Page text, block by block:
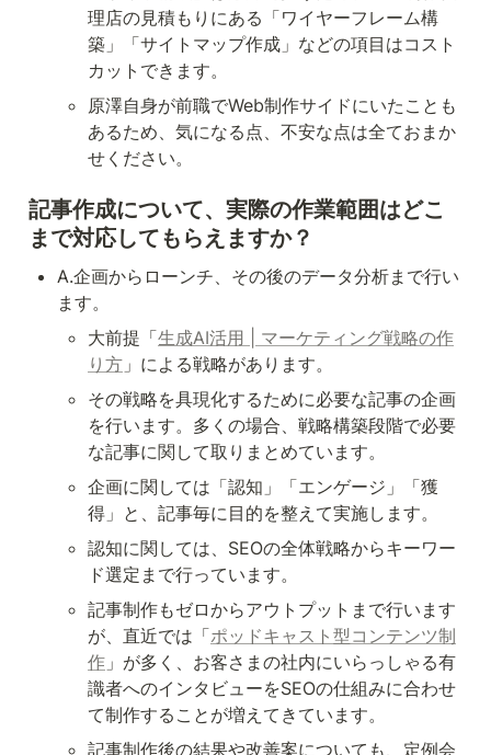
理店の見積もりにある「ワイヤーフレーム構
築」「サイトマップ作成」などの項目はコスト
カットできます。
原澤自身が前職でWeb制作サイドにいたことも
あるため、気になる点、不安な点は全ておまか
せください。
記事作成について、実際の作業範囲はどこ
まで対応してもらえますか？
A.企画からローンチ、その後のデータ分析まで行い
ます。
大前提「生成AI活用 | マーケティング戦略の作
り方 」による戦略があります。
その戦略を具現化するために必要な記事の企画
を行います。多くの場合、戦略構築段階で必要
な記事に関して取りまとめています。
企画に関しては「認知」「エンゲージ」「獲
得」と、記事毎に目的を整えて実施します。
認知に関しては、SEOの全体戦略からキーワー
ド選定まで行っています。
記事制作もゼロからアウトプットまで行います
が、直近では「ポッドキャスト型コンテンツ制
作 」が多く、お客さまの社内にいらっしゃる有
識者へのインタビューをSEOの仕組みに合わせ
て制作することが増えてきています。
記事制作後の結果や改善案についても、定例会